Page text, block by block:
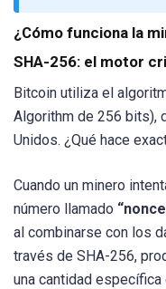
¿Cómo funciona la
SHA-256: el motor
Bitcoin utiliza el
Algorithm de 256 bits),
Unidos. ¿Qué hace
Cuando un minero
número llamado
al combinarse con los
través de SHA-256,
una cantidad